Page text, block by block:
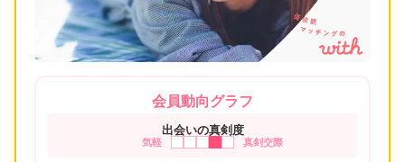
会員動向グラフ
出会いの真剣度
気軽 真剣交際